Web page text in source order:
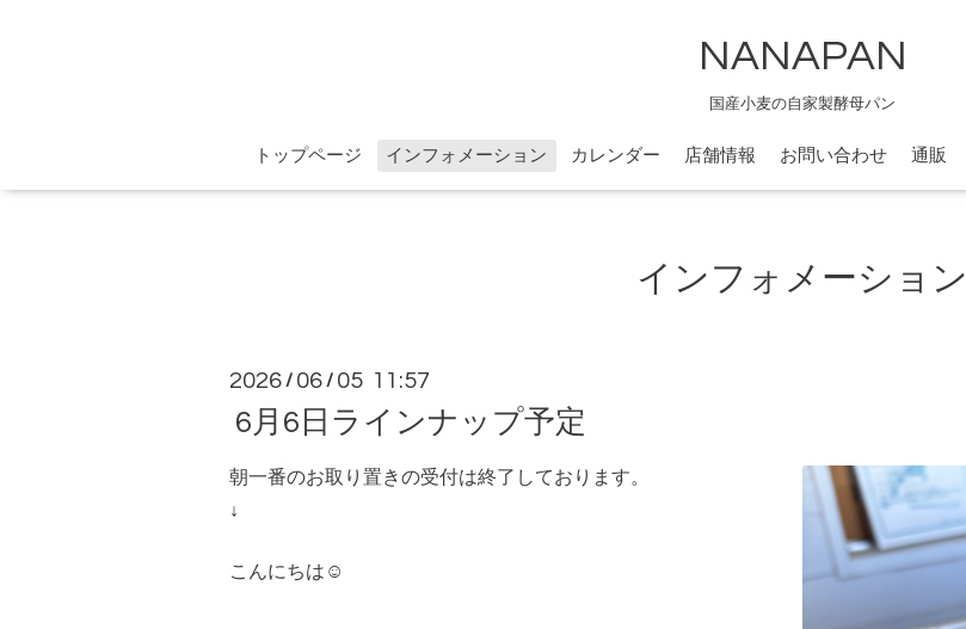
NANAPAN
国産小麦の自家製酵母パン
トップページ インフォメーション カレンダー 店舗情報 お問い合わせ 通販
インフォメーション
2026 / 06 / 05 11:57
6月6日ラインナップ予定
朝一番のお取り置きの受付は終了しております。
↓
こんにちは☺︎